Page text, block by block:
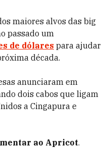
maiores alvos das big
passado um
de dólares para ajudar
década.
anunciaram em
dois cabos que ligam
a Cingapura e
ao Apricot.